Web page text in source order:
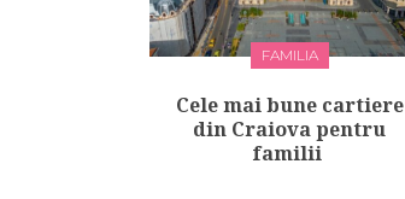
FAMILIA
Cele mai bune cartiere
din Craiova pentru
familii